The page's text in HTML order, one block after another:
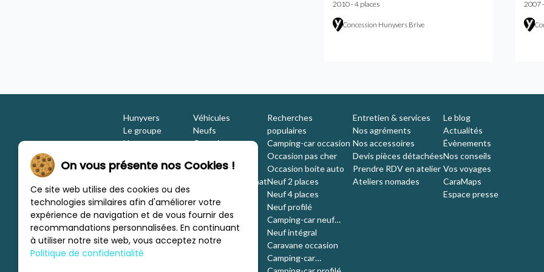
2010 - 4 places
Concession Hunyvers Brive
2007
Hunyvers
Le groupe
Nos engagements
Nous rejoindre
Nos marques
Les concessions
Nous trouver
Véhicules
Neufs
Occasions
Location
Estimation / Rachat
Financement
Recherches
populaires
Camping-car occasion
Occasion pas cher
Occasion boite auto
Neuf 2 places
Neuf 4 places
Neuf profilé
Camping-car neuf
compact
Neuf intégral
Caravane occasion
Camping-car
Entretien & services
Nos agréments
Nos accessoires
Devis pièces détachées
Prendre RDV en atelier
Ateliers nomades
Le blog
Actualités
Évènements
Nos conseils
Vos voyages
CaraMaps
Espace presse
On vous présente nos Cookies !
Ce site web utilise des cookies ou des
technologies similaires afin d'améliorer votre
expérience de navigation et de vous fournir des
recommandations personnalisées. En continuant
à utiliser notre site web, vous acceptez notre
Politique de confidentialité